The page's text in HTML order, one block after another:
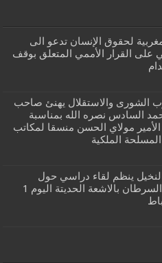
لحقوق الإنسان تدعو الى
على القرار الأممي المتعلق بوقف
الشورى والاستقلال يهنئ صاحب
السادس نصره الله بمناسبة
الأمير مولاي الحسن منسقا لمكاتب
الملكية
ينظم لقاء دراسي حول
مستجدات علاج السرطان بالاشعة الحديتة اليوم 1